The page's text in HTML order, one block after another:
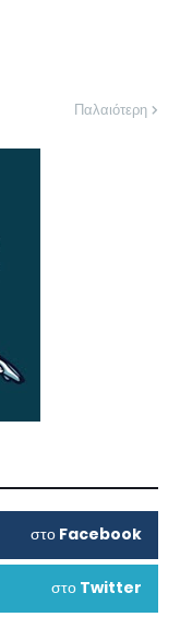
Παλαιότερη
στο Facebook
στο Twitter